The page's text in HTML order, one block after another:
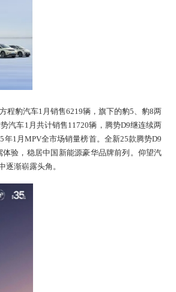
程豹汽车1月销售6219辆，旗下的豹5、豹8两
汽车1月共计销售11720辆，腾势D9继连续两
1月MPV全市场销量榜首。全新25款腾势D9
验，稳居中国新能源豪华品牌前列。仰望汽
渐崭露头角。